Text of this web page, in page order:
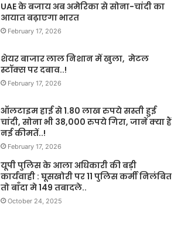
UAE के बजाय अब अमेरिका से सोना-चांदी का
आयात बढ़ाएगा भारत
February 17, 2026
शेयर बाजार लाल निशान में खुला, मेटल
स्टॉक्स पर दबाव..!
February 17, 2026
ऑलटाइम हाई से 1.80 लाख रुपये सस्ती हुई
चांदी, सोना भी 38,000 रुपये गिरा, जानें क्या हैं
नई कीमतें..!
February 17, 2026
यूपी पुलिस के आला अधिकारी की बड़ी
कार्यवाही : घूसखोरी पर 11 पुलिस कर्मी निलंबित
तो बाँदा मे 149 तबादले..
October 24, 2025